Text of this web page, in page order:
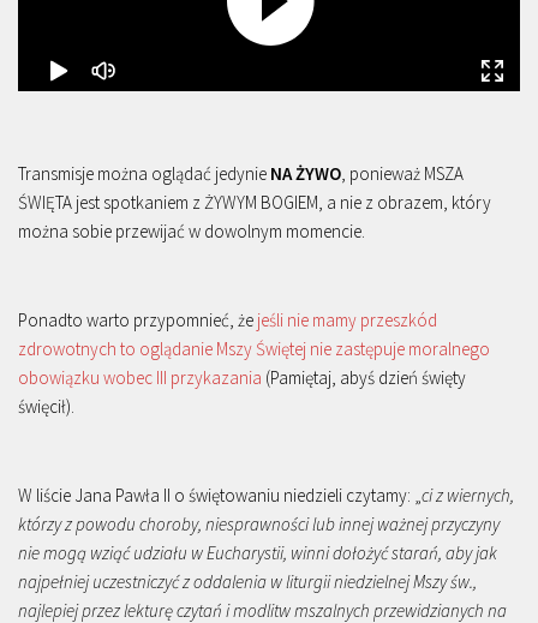
Transmisje można oglądać jedynie NA ŻYWO, ponieważ MSZA
ŚWIĘTA jest spotkaniem z ŻYWYM BOGIEM, a nie z obrazem, który
można sobie przewijać w dowolnym momencie.
Ponadto warto przypomnieć, że jeśli nie mamy przeszkód
zdrowotnych to oglądanie Mszy Świętej nie zastępuje moralnego
obowiązku wobec III przykazania (Pamiętaj, abyś dzień święty
święcił).
W liście Jana Pawła II o świętowaniu niedzieli czytamy: „ci z wiernych,
którzy z powodu choroby, niesprawności lub innej ważnej przyczyny
nie mogą wziąć udziału w Eucharystii, winni dołożyć starań, aby jak
najpełniej uczestniczyć z oddalenia w liturgii niedzielnej Mszy św.,
najlepiej przez lekturę czytań i modlitw mszalnych przewidzianych na